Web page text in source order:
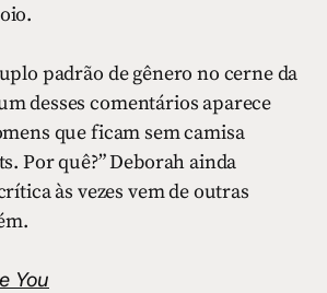
padrão de gênero no cerne da
desses comentários aparece
que ficam sem camisa
Por quê?” Deborah ainda
às vezes vem de outras
You